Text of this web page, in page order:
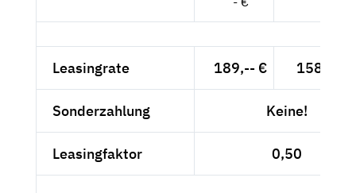
Leasingrate 189,-- € 158,82 €
Sonderzahlung Keine!
Leasingfaktor 0,50